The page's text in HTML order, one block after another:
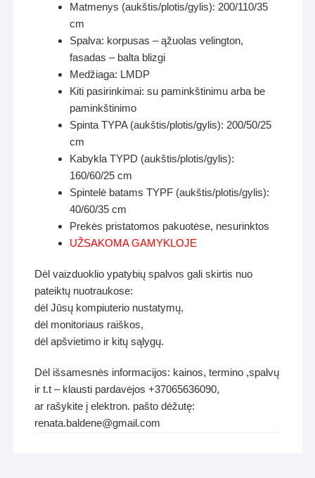
Matmenys (aukštis/plotis/gylis): 200/110/35
cm
Spalva: korpusas – ąžuolas velington,
fasadas – balta blizgi
Medžiaga: LMDP
Kiti pasirinkimai: su paminkštinimu arba be
paminkštinimo
Spinta TYPA (aukštis/plotis/gylis): 200/50/25
cm
Kabykla TYPD (aukštis/plotis/gylis):
160/60/25 cm
Spintelė batams TYPF (aukštis/plotis/gylis):
40/60/35 cm
Prekės pristatomos pakuotėse, nesurinktos
UŽSAKOMA GAMYKLOJE
Dėl vaizduoklio ypatybių spalvos gali skirtis nuo
pateiktų nuotraukose:
dėl Jūsų kompiuterio nustatymų,
dėl monitoriaus raiškos,
dėl apšvietimo ir kitų sąlygų.
Dėl išsamesnės informacijos: kainos, termino ,spalvų
ir t.t – klausti pardavėjos +37065636090,
ar rašykite į elektron. pašto dėžutę:
renata.baldene@gmail.com